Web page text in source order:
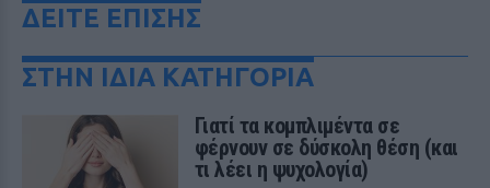
ΔΕΙΤΕ ΕΠΙΣΗΣ
ΣΤΗΝ ΙΔΙΑ ΚΑΤΗΓΟΡΙΑ
Γιατί τα κομπλιμέντα σε
φέρνουν σε δύσκολη θέση (και
τι λέει η ψυχολογία)